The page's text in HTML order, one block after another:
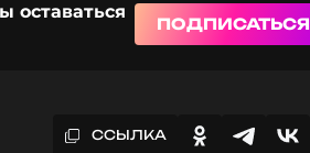
оставаться
ПОДПИСАТЬСЯ
ССЫЛКА